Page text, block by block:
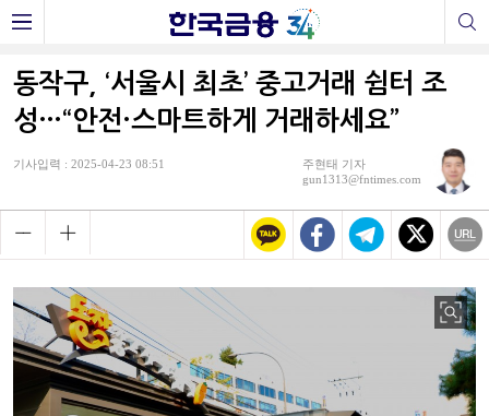
동작구, ‘서울시 최초’ 중고거래 쉼터 조
성…“안전·스마트하게 거래하세요”
기사입력 : 2025-04-23 08:51
주현태 기자
gun1313@fntimes.com